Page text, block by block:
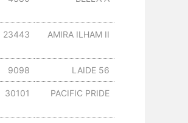
AMIRA ILHAM II
23443
LAIDE 56
9098
PACIFIC PRIDE
30101